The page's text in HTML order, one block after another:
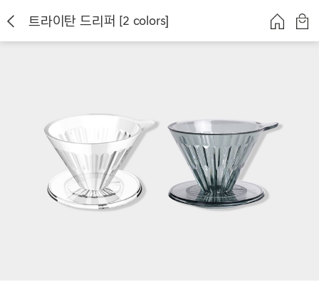
트라이탄 드리퍼 [2 colors]